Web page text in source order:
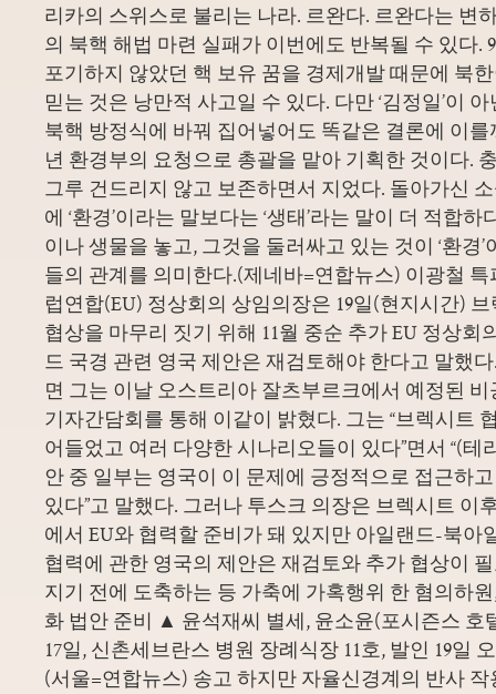
리카의 스위스로 불리는 나라. 르완다. 르완다는 변
의 북핵 해법 마련 실패가 이번에도 반복될 수 있다.
포기하지 않았던 핵 보유 꿈을 경제개발 때문에 북
믿는 것은 낭만적 사고일 수 있다. 다만 ‘김정일’이
북핵 방정식에 바꿔 집어넣어도 똑같은 결론에 이
년 환경부의 요청으로 총괄을 맡아 기획한 것이다.
그루 건드리지 않고 보존하면서 지었다. 돌아가신
에 ‘환경’이라는 말보다는 ‘생태’라는 말이 더 적합
이나 생물을 놓고, 그것을 둘러싸고 있는 것이 ‘환경’
들의 관계를 의미한다.(제네바=연합뉴스) 이광철
럽연합(EU) 정상회의 상임의장은 19일(현지시간)
협상을 마무리 짓기 위해 11월 중순 추가 EU 정상회
드 국경 관련 영국 제안은 재검토해야 한다고 말했
면 그는 이날 오스트리아 잘츠부르크에서 예정된
기자간담회를 통해 이같이 밝혔다. 그는 “브렉시트
어들었고 여러 다양한 시나리오들이 있다”면서 “(테
안 중 일부는 영국이 이 문제에 긍정적으로 접근하
있다”고 말했다. 그러나 투스크 의장은 브렉시트 이
에서 EU와 협력할 준비가 돼 있지만 아일랜드-북아
협력에 관한 영국의 제안은 재검토와 추가 협상이
지기 전에 도축하는 등 가축에 가혹행위 한 혐의하
화 법안 준비 ▲ 윤석재씨 별세, 윤소윤(포시즌스 호
17일, 신촌세브란스 병원 장례식장 11호, 발인 19일
(서울=연합뉴스) 송고 하지만 자율신경계의 반사